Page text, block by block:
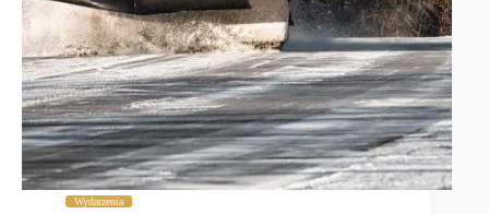
Wydarzenia